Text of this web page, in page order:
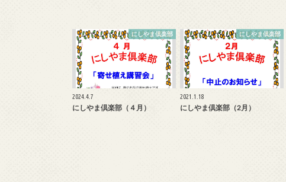
にしやま倶楽部
2024.4.7
にしやま倶楽部（４月）
にしやま倶楽部
2021.1.18
にしやま倶楽部（2月）